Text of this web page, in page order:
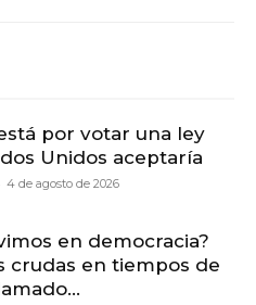
por votar una ley
Unidos aceptaría
4 de agosto de 2026
en democracia?
crudas en tiempos de